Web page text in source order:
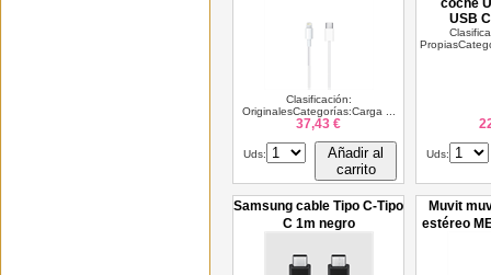
Clasificación:
OriginalesCategorías:Carga ...
37,43 €
Uds:
Añadir al
carrito
Uds:
Samsung cable Tipo C-Tipo
C 1m negro
Muvit
estéreo